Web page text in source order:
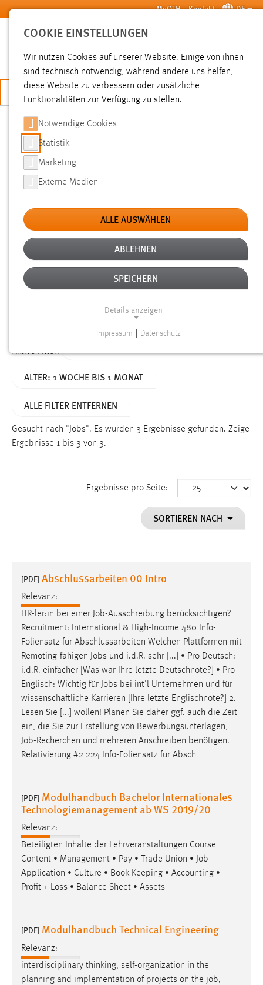
Zum Hauptinhalt springen MyOTH Kontakt DE
SUCHE
JETZT BEWERBEN
SUCHE
FILTER
Typ
Erstellungsdatum
Alter
Aktive Filter:
ALTER: 1 WOCHE BIS 1 MONAT
ALLE FILTER ENTFERNEN
Gesucht nach "Jobs". Es wurden 3 Ergebnisse gefunden. Zeige
Ergebnisse 1 bis 3 von 3.
Ergebnisse pro Seite:
SORTIEREN NACH
[PDF] Abschlussarbeiten 00 Intro
Relevanz:
HR-ler:in bei einer Job-Ausschreibung berücksichtigen?
Recruitment: International & High-Income 480 Info-
Foliensatz für Abschlussarbeiten Welchen Plattformen mit
Remoting-fähigen Jobs und i.d.R. sehr [...] • Pro Deutsch:
i.d.R. einfacher [Was war Ihre letzte Deutschnote?] • Pro
Englisch: Wichtig für Jobs bei int'l Unternehmen und für
wissenschaftliche Karrieren [Ihre letzte Englischnote?] 2.
Lesen Sie [...] wollen! Planen Sie daher ggf. auch die Zeit
ein, die Sie zur Erstellung von Bewerbungsunterlagen,
Job-Recherchen und mehreren Anschreiben benötigen.
Relativierung #2 224 Info-Foliensatz für Absch
[PDF] Modulhandbuch Bachelor Internationales
Technologiemanagement ab WS 2019/20
Relevanz:
Beteiligten Inhalte der Lehrveranstaltungen Course
Content • Management • Pay • Trade Union • Job
Application • Culture • Book Keeping • Accounting •
Profit + Loss • Balance Sheet • Assets
[PDF] Modulhandbuch Technical Engineering
Relevanz:
interdisciplinary thinking, self-organization in the
planning and implementation of projects on the job,
COOKIE EINSTELLUNGEN
Wir nutzen Cookies auf unserer Website. Einige von ihnen
sind technisch notwendig, während andere uns helfen,
diese Website zu verbessern oder zusätzliche
Funktionalitäten zur Verfügung zu stellen.
Notwendige Cookies
Statistik
Marketing
Externe Medien
ALLE AUSWÄHLEN
ABLEHNEN
SPEICHERN
Details anzeigen
Funktionen und sind für die einwandfreie Funktion der
Name:
Dieser Cookie speichert die ausgewählten Einverständnis-
Performance
Name:
staticfilecache
Zweck:
Für performante Seitenauslieferung wird in diesem Cookie
gespeichert, ob man eingeloggt ist.
Sprachpräferenz
Name:
site-language-preference
Zweck:
Das Cookie speichert die gewählte Sprache der Website.
30 Tage
Chat
Name:
MibewSessionID, MIBEW_UserID, mibew_locale, mibew-
chat-frame-style-5e9dbeb1811c0446
Cookie Laufzeit:
MibewSessionID, mibew-chat-frame-style-
5e9dbeb1811c0446 = Sitzungslaufzeit, mibew_locale = 3
Jahre, MIBEW_UserID = 1 Jahr
Impressum Datenschutz